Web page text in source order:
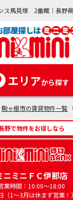
ス馬見塚 2番館｜長野
エリアから探す
駒ヶ根市の賃貸物件一覧
野で物件をお探しなら
ニミニＦＣ伊那店
業時間：10:00～18:00
（1～3月は休まず営業！）